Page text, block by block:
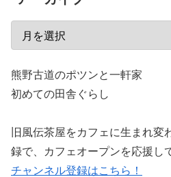
熊野古道のポツンと一軒家
初めての田舎ぐらし
旧風伝茶屋をカフェに生まれ変
録で、カフェオープンを応援し
チャンネル登録はこちら！